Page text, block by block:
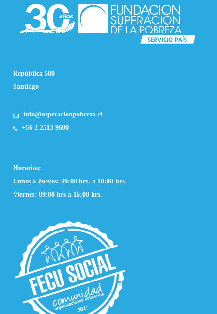
República 580
Santiago
info@superacionpobreza.cl
+56 2 2513 9600
Horarios:
Lunes a Jueves: 09:00 hrs. a 18:00 hrs.
Viernes: 09:00 hrs a 16:00 hrs.